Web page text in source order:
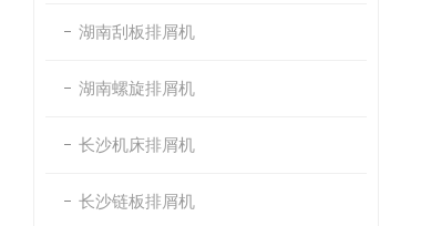
湖南刮板排屑机
湖南螺旋排屑机
长沙机床排屑机
长沙链板排屑机